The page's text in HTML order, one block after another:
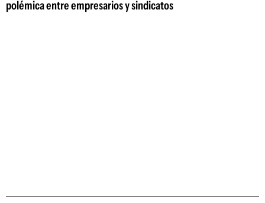
polémica entre empresarios y sindicatos